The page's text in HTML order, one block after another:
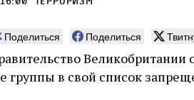
Поделиться Поделиться
группы в свой список